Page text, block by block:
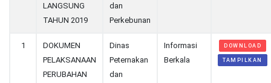
LANGSUNG
TAHUN 2019
dan
Perkebunan
1
DOKUMEN
PELAKSANAAN
PERUBAHAN
Dinas
Peternakan
dan
Informasi
Berkala
DOWNLOAD
TAMPILKAN